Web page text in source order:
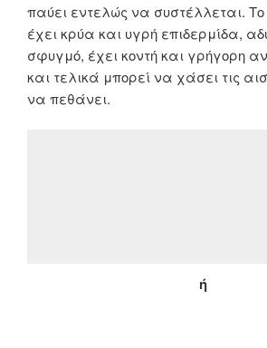
παύει εντελώς να συστέλλεται.
έχει κρύα και υγρή επιδερμίδα,
σφυγμό, έχει κοντή και γρήγορη
και τελικά μπορεί να χάσει τις
να πεθάνει.
ή